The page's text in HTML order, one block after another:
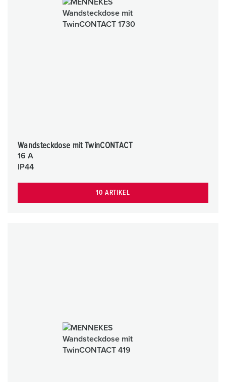
Wandsteckdose mit TwinCONTACT
16 A
IP44
10 ARTIKEL